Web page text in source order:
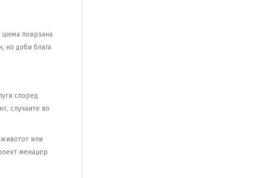
шема поврзана
но доби блага
според
случаите во
или
менаџер